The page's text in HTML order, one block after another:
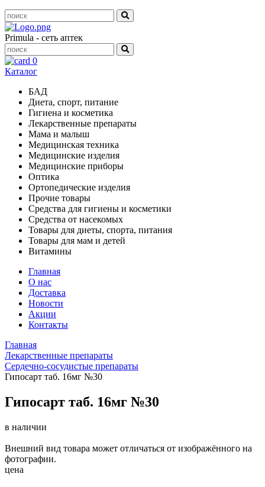
Primula - сеть аптек
0
Каталог
БАД
Диета, спорт, питание
Гигиена и косметика
Лекарственные препараты
Мама и малыш
Медицинская техника
Медицинские изделия
Медицинские приборы
Оптика
Ортопедические изделия
Прочие товары
Средства для гигиены и косметики
Средства от насекомых
Товары для диеты, спорта, питания
Товары для мам и детей
Витамины
Главная
О нас
Доставка
Новости
Акции
Контакты
Главная
Лекарственные препараты
Сердечно-сосудистые препараты
Гипосарт таб. 16мг №30
Гипосарт таб. 16мг №30
в наличии
Внешний вид товара может отличаться от изображённого на
фотографии.
цена